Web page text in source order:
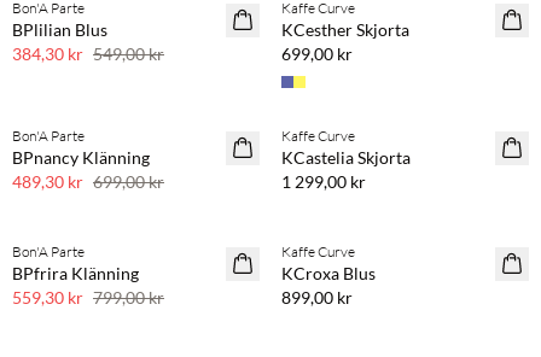
SAVE20
Bon'A Parte
BPlilian Blus
384,30 kr 549,00 kr
NYHET
Kaffe Curve
KCesther Skjorta
699,00 kr
SAVE20
30 % rabatt
Bon'A Parte
BPnancy Klänning
489,30 kr 699,00 kr
NYHET
Köp min. 2 & spara 20 %
Kaffe Curve
KCastelia Skjorta
1 299,00 kr
SAVE20
Bon'A Parte
BPfrira Klänning
559,30 kr 799,00 kr
NYHET
Kaffe Curve
KCroxa Blus
899,00 kr